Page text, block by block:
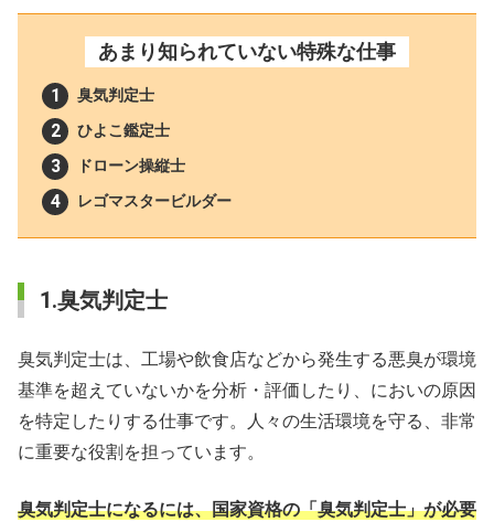
あまり知られていない特殊な仕事
臭気判定士
ひよこ鑑定士
ドローン操縦士
レゴマスタービルダー
1.臭気判定士
臭気判定士は、工場や飲食店などから発生する悪臭が環境
基準を超えていないかを分析・評価したり、においの原因
を特定したりする仕事です。人々の生活環境を守る、非常
に重要な役割を担っています。
臭気判定士になるには、国家資格の「臭気判定士」が必要